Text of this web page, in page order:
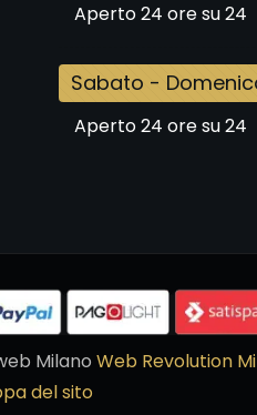
Aperto 24 ore su 24
Sabato -
Aperto 24 ore su 24
Milano Web Revolution
del sito